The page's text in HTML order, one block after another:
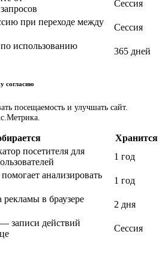
Сессия
при переходе между
Сессия
использованию
365 дней
согласию
посещаемость и улучшать сайт.
Хранится
посетителя для
1 год
анализировать
1 год
в браузере
2 дня
записи действий
Сессия